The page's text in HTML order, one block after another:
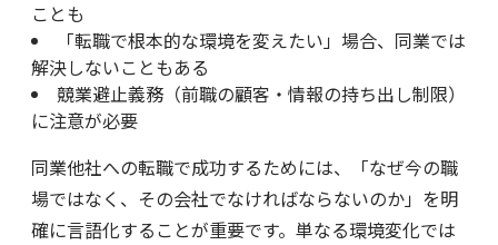
ことも
「転職で根本的な環境を変えたい」場合、同業では
解決しないこともある
競業避止義務（前職の顧客・情報の持ち出し制限）
に注意が必要
同業他社への転職で成功するためには、「なぜ今の職
場ではなく、その会社でなければならないのか」を明
確に言語化することが重要です。単なる環境変化では